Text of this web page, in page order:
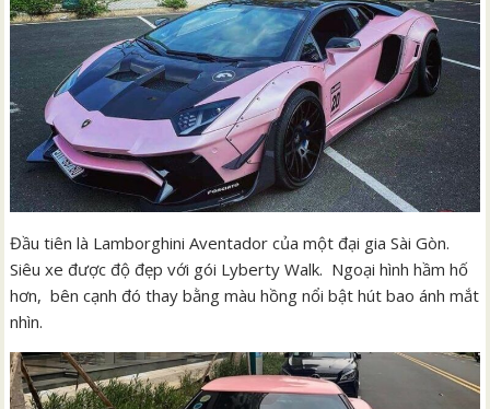
Đầu tiên là Lamborghini Aventador của một đại gia Sài Gòn.
Siêu xe được độ đẹp với gói Lyberty Walk. Ngoại hình hầm hố
hơn, bên cạnh đó thay bằng màu hồng nổi bật hút bao ánh mắt
nhìn.